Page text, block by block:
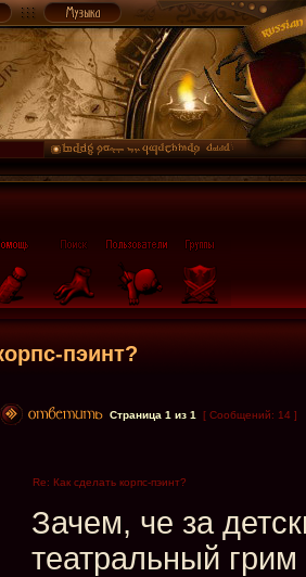
пэинт?
Страница 1 из 1
[ Сообщений: 14 ]
Re: Как сделать корпс-пэинт?
Зачем, че за
театральный грим